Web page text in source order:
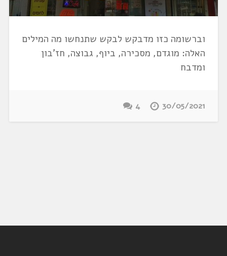
וברשומה כזו מדבקש לבקש שתנחשו מה המילים
האלה: מוגדם, מסכירה, ביוף, גבוצה, חז'בון
ומדבח
30/05/2021
4